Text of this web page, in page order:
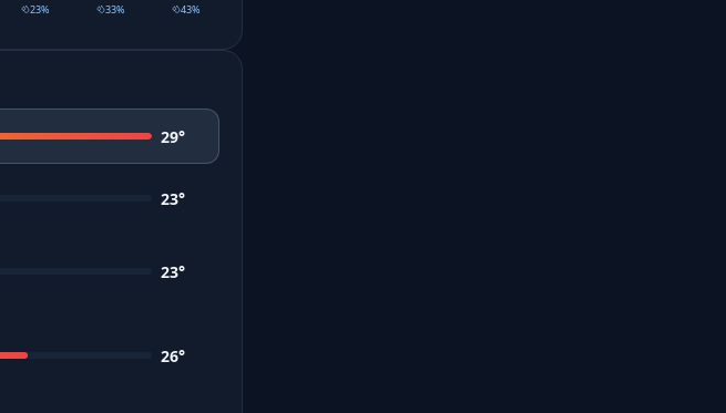
23% 33% 43%
29°
23°
23°
26°